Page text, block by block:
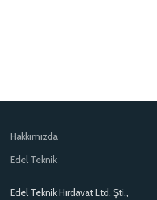
Hakkımızda
Edel Teknik
Edel Teknik Hırdavat Ltd, Şti.,